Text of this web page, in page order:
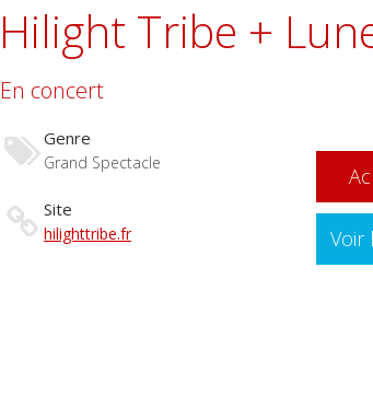
Hilight Tribe +
En concert
Genre
Grand Spectacle
Site
hilighttribe.fr Voir